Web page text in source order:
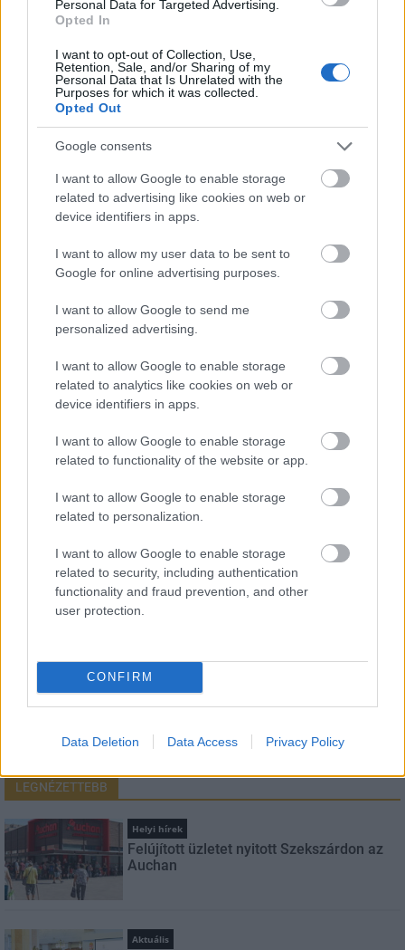
Personal Data for Targeted Advertising.
Opted In
I want to opt-out of Collection, Use,
Retention, Sale, and/or Sharing of my
Personal Data that Is Unrelated with the
Purposes for which it was collected.
Opted Out
Google consents
I want to allow Google to enable storage
related to advertising like cookies on web or
device identifiers in apps.
I want to allow my user data to be sent to
Google for online advertising purposes.
I want to allow Google to send me
personalized advertising.
I want to allow Google to enable storage
related to analytics like cookies on web or
device identifiers in apps.
I want to allow Google to enable storage
related to functionality of the website or app.
I want to allow Google to enable storage
related to personalization.
I want to allow Google to enable storage
related to security, including authentication
functionality and fraud prevention, and other
user protection.
CONFIRM
Data Deletion Data Access Privacy Policy
csomópont épül Angyalföldön
Másfélszeresére bővítik
iskoláját
Látványos építési szakasz indult be a
Flórián téri felüljárón
Paks II.: Mit jelent az 5. blokk új
árnyékában?
E-mail cím
szabályzatot!
FELIRATKOZÁS
LEGNÉZETTEBB
Helyi hírek
Felújított üzletet nyitott Szekszárdon az
Auchan
Aktuális